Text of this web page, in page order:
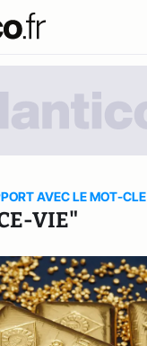
AVEC LE MOT-CLE
VIE"